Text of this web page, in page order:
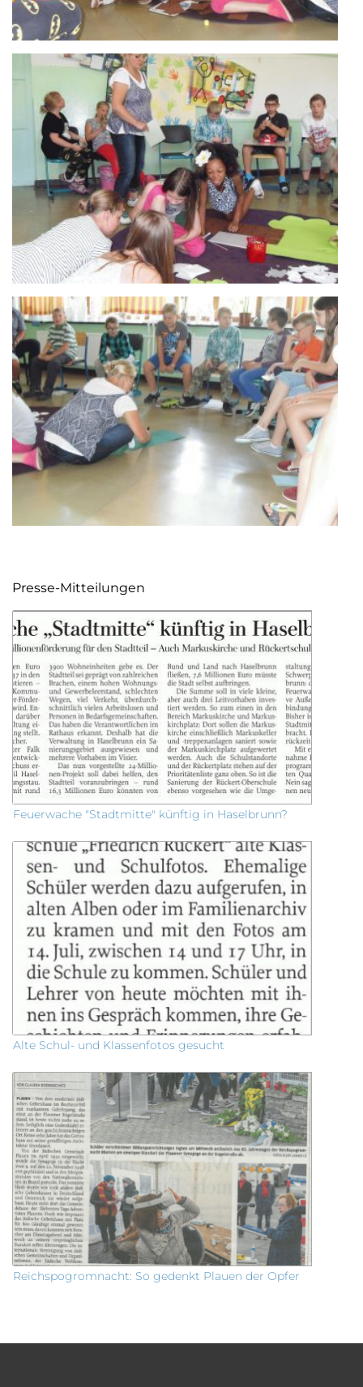
Presse-Mitteilungen
Feuerwache "Stadtmitte" künftig in Haselbrunn?
Alte Schul- und Klassenfotos gesucht
Reichspogromnacht: So gedenkt Plauen der Opfer